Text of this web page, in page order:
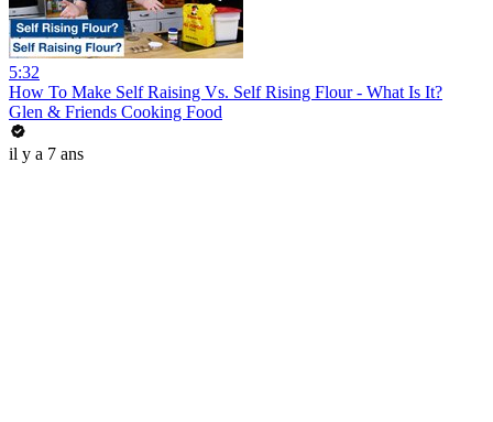
5:32
How To Make Self Raising Vs. Self Rising Flour - What Is It?
Glen & Friends Cooking Food
il y a 7 ans